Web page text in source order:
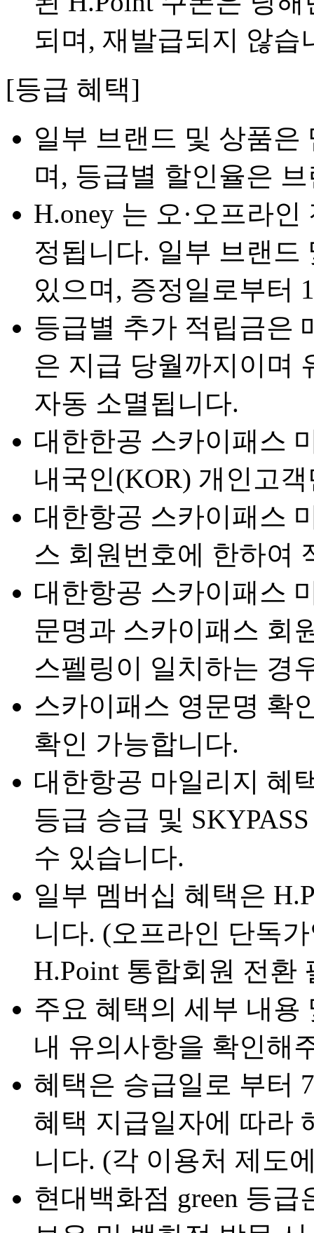
되며, 재발급되지 않습
[등급 혜택]
일부 브랜드 및 상품은
며, 등급별 할인율은
H.oney 는 오·오프라
정됩니다. 일부 브랜드
있으며, 증정일로부터
등급별 추가 적립금은
은 지급 당월까지이며
자동 소멸됩니다.
대한한공 스카이패스
내국인(KOR) 개인고
대한항공 스카이패스
스 회원번호에 한하여
대한항공 스카이패스
문명과 스카이패스 회
스펠링이 일치하는 경
스카이패스 영문명 확
확인 가능합니다.
대한항공 마일리지 혜
등급 승급 및
수 있습니다.
일부 멤버십 혜택은
니다. (오프라인 단독
H.Point 통합회원 전환
주요 혜택의 세부 내용
내 유의사항을 확인해
혜택은 승급일로 부터
혜택 지급일자에 따라
니다. (각 이용처 제도
현대백화점 green 등